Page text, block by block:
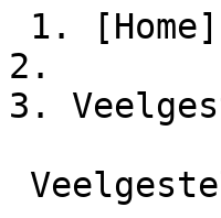
2.
3.